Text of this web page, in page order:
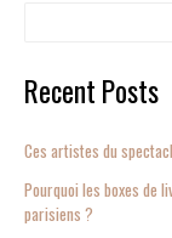
Recent Posts
Ces artistes du
Pourquoi les boxes de
parisiens ?